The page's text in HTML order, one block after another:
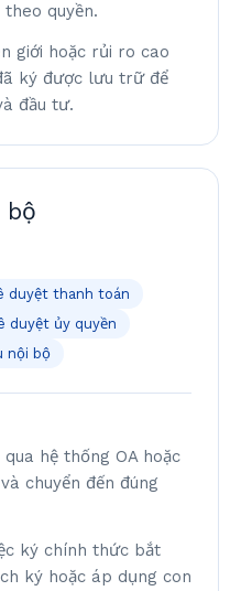
quyền.
giới hoặc rủi ro cao
ký được lưu trữ để
đầu tư.
bộ
duyệt thanh toán
duyệt ủy quyền
nội bộ
hệ thống OA hoặc
chuyển đến đúng
ký chính thức bắt
ký hoặc áp dụng con